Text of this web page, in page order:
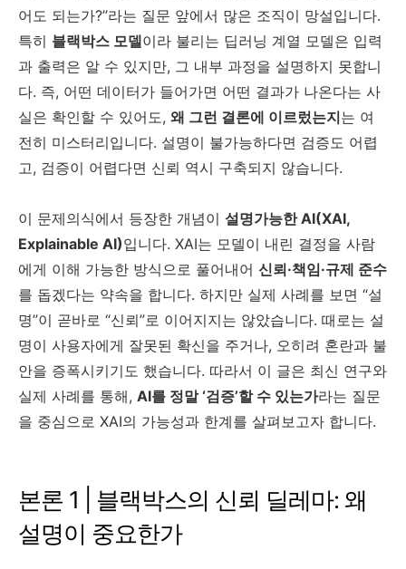
어도 되는가?”라는 질문 앞에서 많은 조직이 망설입니다.
특히 블랙박스 모델이라 불리는 딥러닝 계열 모델은 입력
과 출력은 알 수 있지만, 그 내부 과정을 설명하지 못합니
다. 즉, 어떤 데이터가 들어가면 어떤 결과가 나온다는 사
실은 확인할 수 있어도, 왜 그런 결론에 이르렀는지는 여
전히 미스터리입니다. 설명이 불가능하다면 검증도 어렵
고, 검증이 어렵다면 신뢰 역시 구축되지 않습니다.
이 문제의식에서 등장한 개념이 설명가능한 AI(XAI,
Explainable AI)입니다. XAI는 모델이 내린 결정을 사람
에게 이해 가능한 방식으로 풀어내어 신뢰·책임·규제 준수
를 돕겠다는 약속을 합니다. 하지만 실제 사례를 보면 “설
명”이 곧바로 “신뢰”로 이어지지는 않았습니다. 때로는 설
명이 사용자에게 잘못된 확신을 주거나, 오히려 혼란과 불
안을 증폭시키기도 했습니다. 따라서 이 글은 최신 연구와
실제 사례를 통해, AI를 정말 ‘검증’할 수 있는가라는 질문
을 중심으로 XAI의 가능성과 한계를 살펴보고자 합니다.
본론 1 | 블랙박스의 신뢰 딜레마: 왜
설명이 중요한가